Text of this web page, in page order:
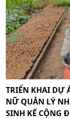
TRIỂN KHAI DỰ
NỮ QUẢN LÝ
SINH KẾ CỘNG